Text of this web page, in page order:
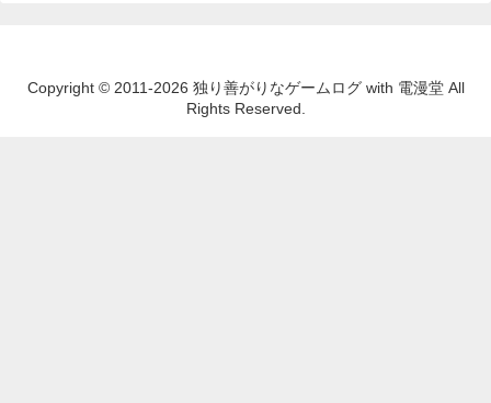
Copyright © 2011-2026 独り善がりなゲームログ with 電漫堂 All
Rights Reserved.